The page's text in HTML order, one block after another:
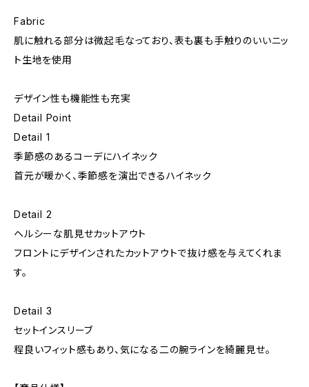
Fabric
肌に触れる部分は微起毛なっており、表も裏も手触りのいいニッ
ト生地を使用
デザイン性も機能性も充実
Detail Point
Detail 1
季節感のあるコーデにハイネック
首元が暖かく、季節感を演出できるハイネック
Detail 2
ヘルシーな肌見せカットアウト
フロントにデザインされたカットアウトで抜け感を与えてくれま
す。
Detail 3
セットインスリーブ
程良いフィット感もあり、気になる二の腕ラインを綺麗見せ。